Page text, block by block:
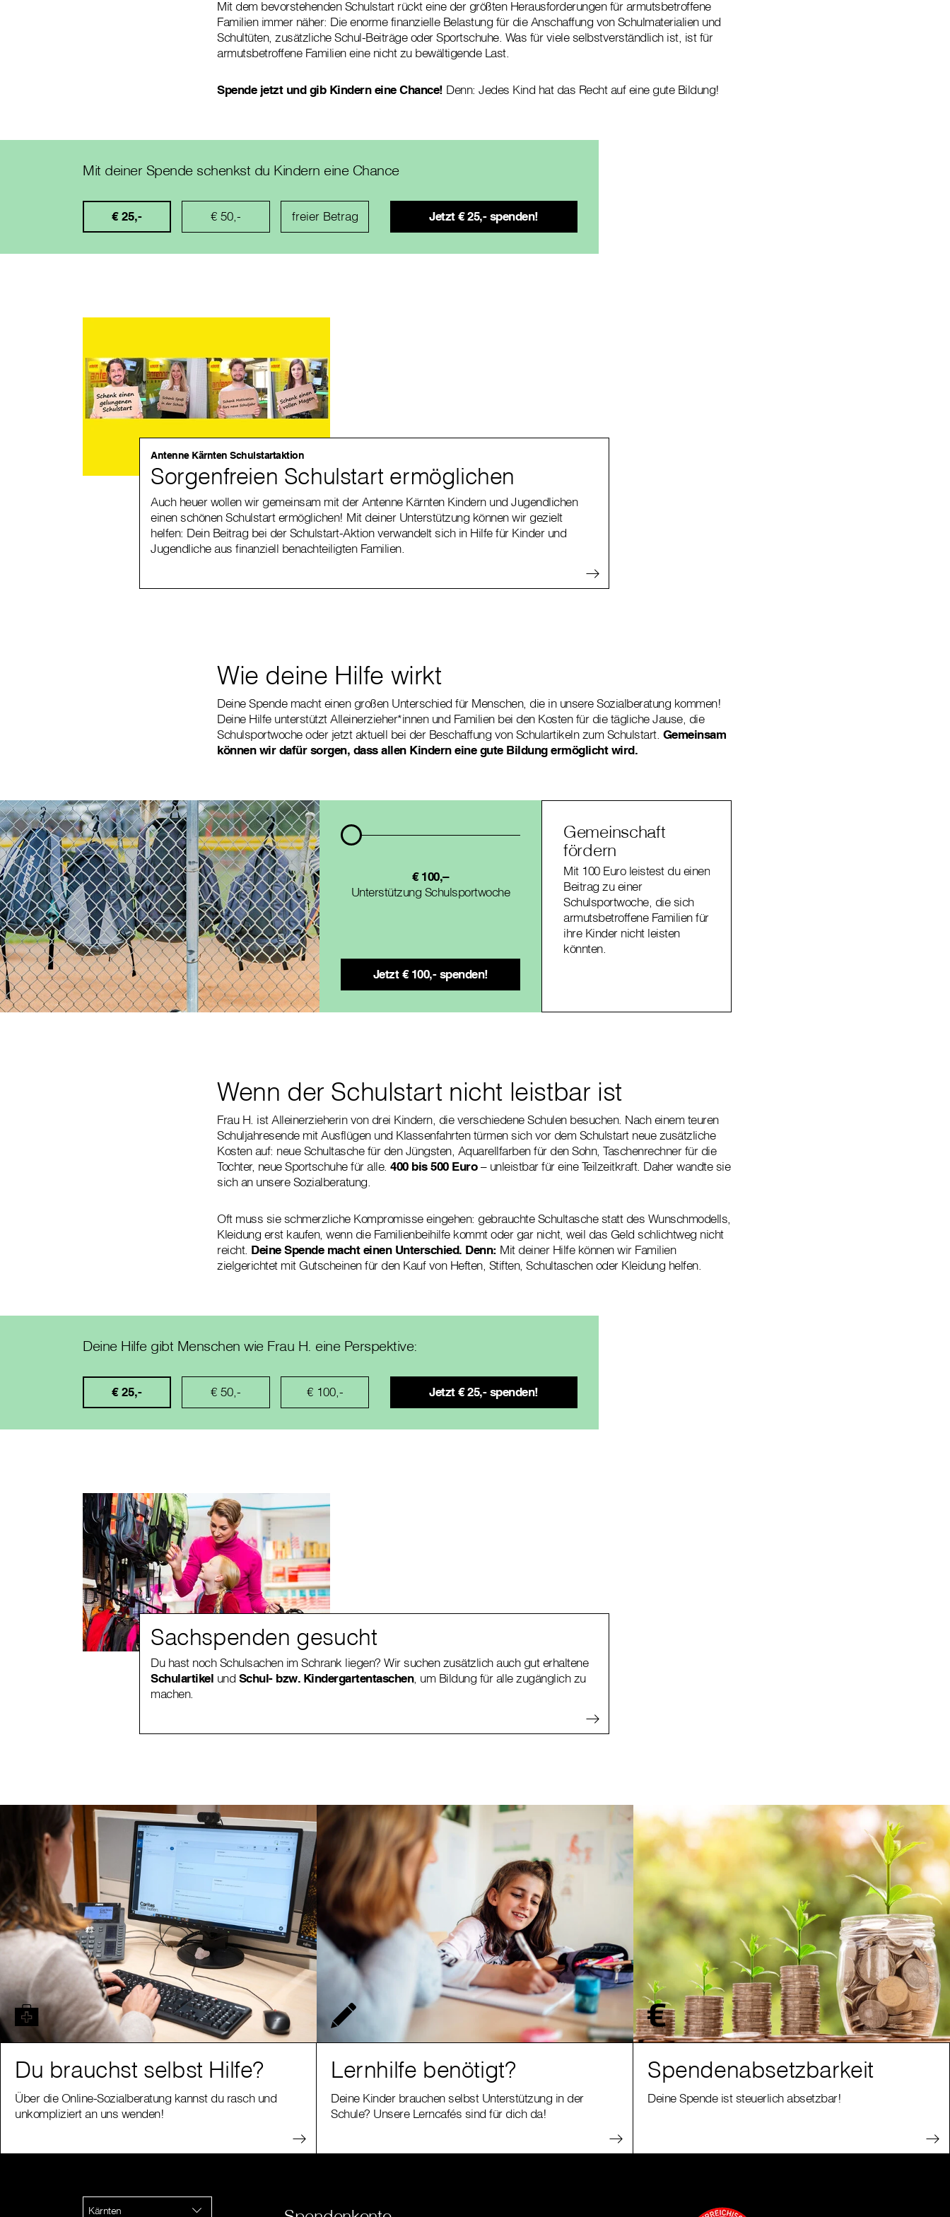
Mit dem bevorstehenden Schulstart rückt eine der größten Herausforderungen für armutsbetroffene
Familien immer näher: Die enorme finanzielle Belastung für die Anschaffung von Schulmaterialien und
Schultüten, zusätzliche Schul-Beiträge oder Sportschuhe. Was für viele selbstverständlich ist, ist für
armutsbetroffene Familien eine nicht zu bewältigende Last.
Spende jetzt und gib Kindern eine Chance! Denn: Jedes Kind hat das Recht auf eine gute Bildung!
Mit deiner Spende schenkst du Kindern eine Chance
€ 25,- € 50,-
Antenne Kärnten Schulstartaktion
Sorgenfreien Schulstart ermöglichen
Auch heuer wollen wir gemeinsam mit der Antenne Kärnten Kindern und Jugendlichen
einen schönen Schulstart ermöglichen! Mit deiner Unterstützung können wir gezielt
helfen: Dein Beitrag bei der Schulstart-Aktion verwandelt sich in Hilfe für Kinder und
Jugendliche aus finanziell benachteiligten Familien.
Wie deine Hilfe wirkt
Deine Spende macht einen großen Unterschied für Menschen, die in unsere Sozialberatung kommen!
Deine Hilfe unterstützt Alleinerzieher*innen und Familien bei den Kosten für die tägliche Jause, die
Schulsportwoche oder jetzt aktuell bei der Beschaffung von Schulartikeln zum Schulstart. Gemeinsam
können wir dafür sorgen, dass allen Kindern eine gute Bildung ermöglicht wird.
€ 100,–
Unterstützung Schulsportwoche
Gemeinschaft
fördern
Mit 100 Euro leistest du einen
Beitrag zu einer
Schulsportwoche, die sich
armutsbetroffene Familien für
ihre Kinder nicht leisten
könnten.
Wenn der Schulstart nicht leistbar ist
Frau H. ist Alleinerzieherin von drei Kindern, die verschiedene Schulen besuchen. Nach einem teuren
Schuljahresende mit Ausflügen und Klassenfahrten türmen sich vor dem Schulstart neue zusätzliche
Kosten auf: neue Schultasche für den Jüngsten, Aquarellfarben für den Sohn, Taschenrechner für die
Tochter, neue Sportschuhe für alle. 400 bis 500 Euro– unleistbar für eine Teilzeitkraft. Daher wandte sie
sich an unsere Sozialberatung.
Oft muss sie schmerzliche Kompromisse eingehen: gebrauchte Schultasche statt des Wunschmodells,
Kleidung erst kaufen, wenn die Familienbeihilfe kommt oder gar nicht, weil das Geld schlichtweg nicht
reicht. Deine Spende macht einen Unterschied. Denn: Mit deiner Hilfe können wir Familien
zielgerichtet mit Gutscheinen für den Kauf von Heften, Stiften, Schultaschen oder Kleidung helfen.
Deine Hilfe gibt Menschen wie Frau H. eine Perspektive:
€ 25,- € 50,- € 100,-
Sachspenden gesucht
Du hast noch Schulsachen im Schrank liegen? Wir suchen zusätzlich auch gut erhaltene
Schulartikel und Schul- bzw. Kindergartentaschen, um Bildung für alle zugänglich zu
machen.
Du brauchst selbst Hilfe?
Über die Online-Sozialberatung kannst du rasch und
unkompliziert an uns wenden!
Lernhilfe benötigt?
Deine Kinder brauchen selbst Unterstützung in der
Schule? Unsere Lerncafés sind für dich da!
Spendenabsetzbarkeit
Deine Spende ist steuerlich absetzbar!
Kärnten